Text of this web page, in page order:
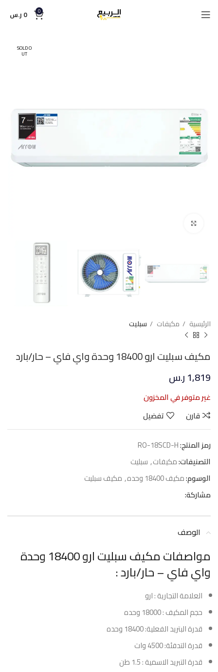
0
0 ر.س
SOLD O
UT
الرئيسية مكيفات سبليت
مكيف سبليت ارو 18400 وحدة واي فاي – حار/بارد
1,819ر.س
غير متوفر في المخزون
قارن
تفضيل
رمز المنتج:RO-18SCD-H
التصنيفات:مكيفات, سبليت
الوسوم:مكيف 18400 وحده , مكيف سبليت
مشاركة:
الوصف
مواصفات مكيف سبليت ارو 18400 وحدة
واي فاي – حار/بارد :
العلامة التجارية : ارو
حجم المكيف : 18000 وحده
قدرة البتريد الفعلية: 18400 وحده
قدرة التدفئة: 4500 وات
قدرة التبريد الاسمية : 1.5 طن